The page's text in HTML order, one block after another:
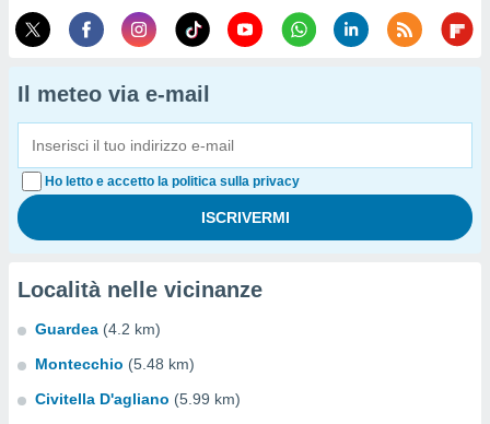
Il meteo via e-mail
Ho letto e accetto la politica sulla privacy
Località nelle vicinanze
Guardea (4.2 km)
Montecchio (5.48 km)
Civitella D'agliano (5.99 km)